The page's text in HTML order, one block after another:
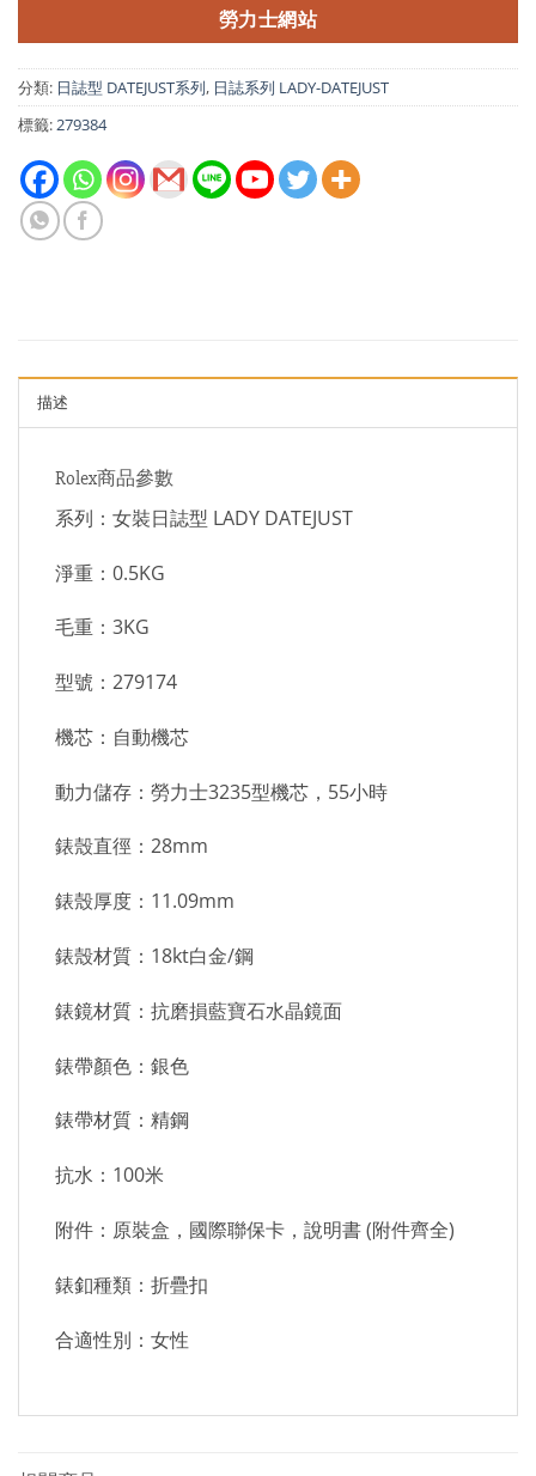
勞力士網站
分類: 日誌型 DATEJUST系列, 日誌系列 LADY-DATEJUST
標籤:279384
描述
Rolex商品參數
系列：女裝日誌型 LADY DATEJUST
淨重：0.5KG
毛重：3KG
型號：279174
機芯：自動機芯
動力儲存：勞力士3235型機芯，55小時
錶殼直徑：28mm
錶殼厚度：11.09mm
錶殼材質：18kt白金/鋼
錶鏡材質：抗磨損藍寶石水晶鏡面
錶帶顏色：銀色
錶帶材質：精鋼
抗水：100米
附件：原裝盒，國際聯保卡，說明書 (附件齊全)
錶釦種類：折疊扣
合適性別：女性